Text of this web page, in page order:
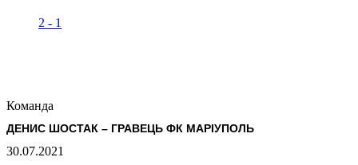
2 - 1
Команда
ДЕНИС ШОСТАК – ГРАВЕЦЬ ФК МАРІУПОЛЬ
30.07.2021